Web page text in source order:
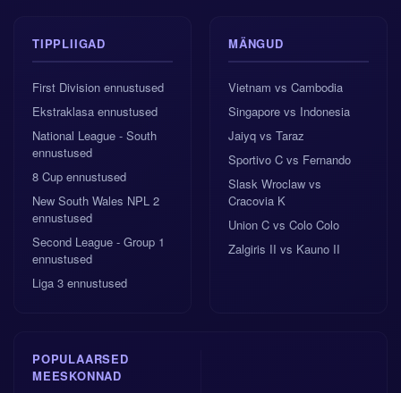
TIPPLIIGAD
First Division ennustused
Ekstraklasa ennustused
National League - South
ennustused
8 Cup ennustused
New South Wales NPL 2
ennustused
Second League - Group 1
ennustused
Liga 3 ennustused
MÄNGUD
Vietnam vs Cambodia
Singapore vs Indonesia
Jaiyq vs Taraz
Sportivo C vs Fernando
Slask Wroclaw vs
Cracovia K
Union C vs Colo Colo
Zalgiris II vs Kauno II
POPULAARSED
MEESKONNAD